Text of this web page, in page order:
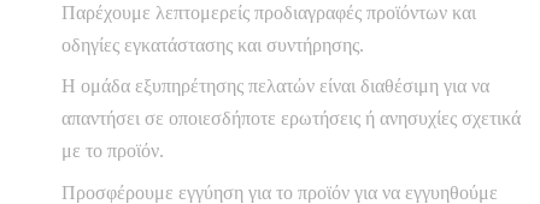
Παρέχουμε λεπτομερείς προδιαγραφές προϊόντων και
οδηγίες εγκατάστασης και συντήρησης.
Η ομάδα εξυπηρέτησης πελατών είναι διαθέσιμη για να
απαντήσει σε οποιεσδήποτε ερωτήσεις ή ανησυχίες σχετικά
με το προϊόν.
Προσφέρουμε εγγύηση για το προϊόν για να εγγυηθούμε